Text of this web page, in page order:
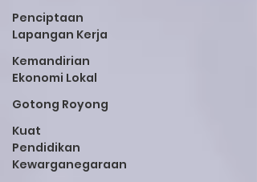
Penciptaan
Lapangan Kerja
Kemandirian
Ekonomi Lokal
Gotong Royong
Kuat
Pendidikan
Kewarganegaraan